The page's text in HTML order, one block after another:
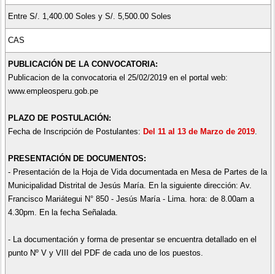
Entre S/. 1,400.00 Soles y S/. 5,500.00 Soles
CAS
PUBLICACIÓN DE LA CONVOCATORIA:
Publicacion de la convocatoria el 25/02/2019 en el portal web:
www.empleosperu.gob.pe
PLAZO DE POSTULACIÓN:
Fecha de Inscripción de Postulantes: Del 11 al 13 de Marzo de 2019.
PRESENTACIÓN DE DOCUMENTOS:
- Presentación de la Hoja de Vida documentada en Mesa de Partes de la
Municipalidad Distrital de Jesús María. En la siguiente dirección: Av.
Francisco Mariátegui N° 850 - Jesús María - Lima. hora: de 8.00am a
4.30pm. En la fecha Señalada.
- La documentación y forma de presentar se encuentra detallado en el
punto Nº V y VIII del PDF de cada uno de los puestos.